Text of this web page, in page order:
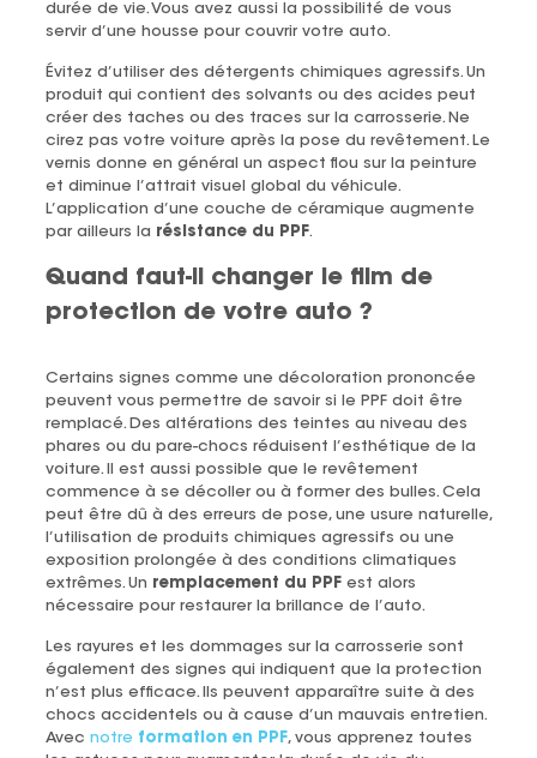
durée de vie. Vous avez aussi la possibilité de vous
servir d’une housse pour couvrir votre auto.
Évitez d’utiliser des détergents chimiques agressifs. Un
produit qui contient des solvants ou des acides peut
créer des taches ou des traces sur la carrosserie. Ne
cirez pas votre voiture après la pose du revêtement. Le
vernis donne en général un aspect flou sur la peinture
et diminue l’attrait visuel global du véhicule.
L’application d’une couche de céramique augmente
par ailleurs la
résistance du PPF.
Quand faut-il changer le film de
protection de votre auto ?
Certains signes comme une décoloration prononcée
peuvent vous permettre de savoir si le PPF doit être
remplacé. Des altérations des teintes au niveau des
phares ou du pare-chocs réduisent l’esthétique de la
voiture. Il est aussi possible que le revêtement
commence à se décoller ou à former des bulles. Cela
peut être dû à des erreurs de pose, une usure naturelle,
l’utilisation de produits chimiques agressifs ou une
exposition prolongée à des conditions climatiques
extrêmes. Un
remplacement du PPFest alors
nécessaire pour restaurer la brillance de l’auto.
Les rayures et les dommages sur la carrosserie sont
également des signes qui indiquent que la protection
n’est plus efficace. Ils peuvent apparaître suite à des
chocs accidentels ou à cause d’un mauvais entretien.
Avec notre formation en PPF, vous apprenez toutes